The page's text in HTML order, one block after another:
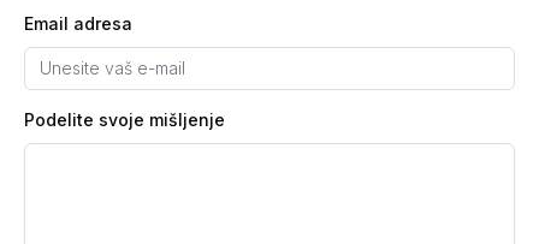
Email adresa
Podelite svoje mišljenje